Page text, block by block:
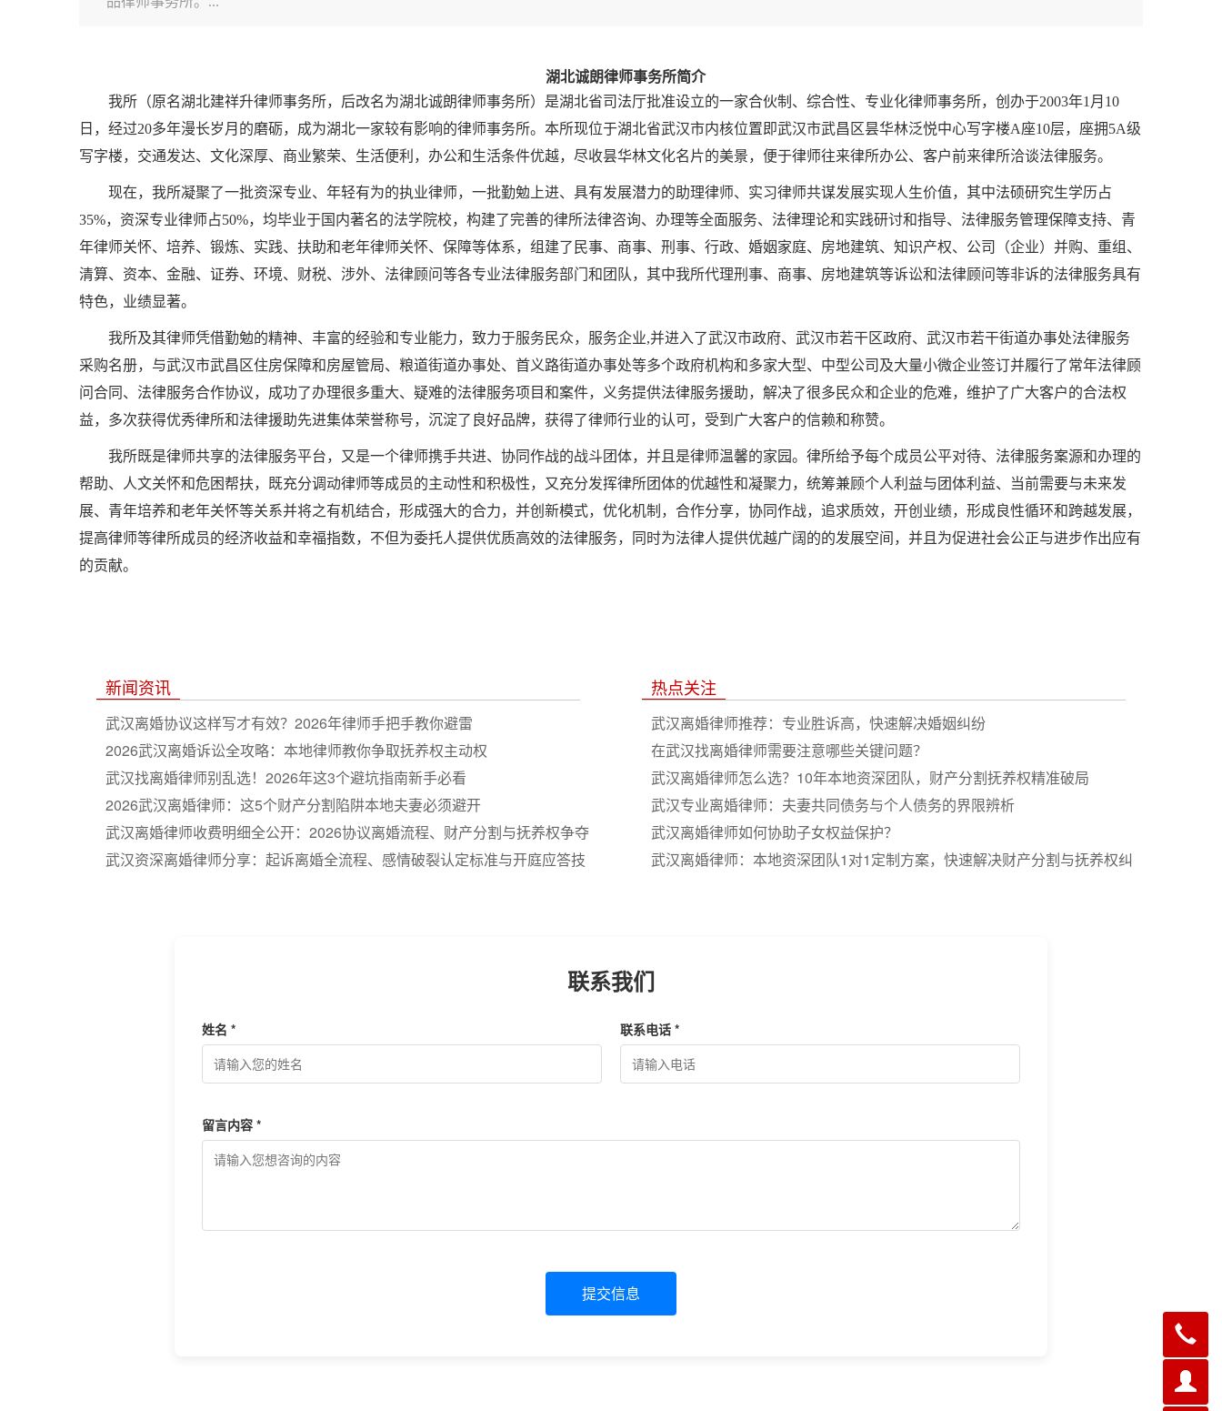
湖北诚朗律师事务所简介
我所（原名湖北建祥升律师事务所，后改名为湖北诚朗律师事务所）是湖北省司法厅批准设立的一家合伙制、综合性、专业化律师事务所，创办于2003年1月10
日，经过20多年漫长岁月的磨砺，成为湖北一家较有影响的律师事务所。本所现位于湖北省武汉市内核位置即武汉市武昌区昙华林泛悦中心写字楼A座10层，座拥5A级
写字楼，交通发达、文化深厚、商业繁荣、生活便利，办公和生活条件优越，尽收昙华林文化名片的美景，便于律师往来律所办公、客户前来律所洽谈法律服务。
现在，我所凝聚了一批资深专业、年轻有为的执业律师，一批勤勉上进、具有发展潜力的助理律师、实习律师共谋发展实现人生价值，其中法硕研究生学历占
35%，资深专业律师占50%，均毕业于国内著名的法学院校，构建了完善的律所法律咨询、办理等全面服务、法律理论和实践研讨和指导、法律服务管理保障支持、青
年律师关怀、培养、锻炼、实践、扶助和老年律师关怀、保障等体系，组建了民事、商事、刑事、行政、婚姻家庭、房地建筑、知识产权、公司（企业）并购、重组、
清算、资本、金融、证券、环境、财税、涉外、法律顾问等各专业法律服务部门和团队，其中我所代理刑事、商事、房地建筑等诉讼和法律顾问等非诉的法律服务具有
特色，业绩显著。
我所及其律师凭借勤勉的精神、丰富的经验和专业能力，致力于服务民众，服务企业,并进入了武汉市政府、武汉市若干区政府、武汉市若干街道办事处法律服务
采购名册，与武汉市武昌区住房保障和房屋管局、粮道街道办事处、首义路街道办事处等多个政府机构和多家大型、中型公司及大量小微企业签订并履行了常年法律顾
问合同、法律服务合作协议，成功了办理很多重大、疑难的法律服务项目和案件，义务提供法律服务援助，解决了很多民众和企业的危难，维护了广大客户的合法权
益，多次获得优秀律所和法律援助先进集体荣誉称号，沉淀了良好品牌，获得了律师行业的认可，受到广大客户的信赖和称赞。
我所既是律师共享的法律服务平台，又是一个律师携手共进、协同作战的战斗团体，并且是律师温馨的家园。律所给予每个成员公平对待、法律服务案源和办理的
帮助、人文关怀和危困帮扶，既充分调动律师等成员的主动性和积极性，又充分发挥律所团体的优越性和凝聚力，统筹兼顾个人利益与团体利益、当前需要与未来发
展、青年培养和老年关怀等关系并将之有机结合，形成强大的合力，并创新模式，优化机制，合作分享，协同作战，追求质效，开创业绩，形成良性循环和跨越发展，
提高律师等律所成员的经济收益和幸福指数，不但为委托人提供优质高效的法律服务，同时为法律人提供优越广阔的的发展空间，并且为促进社会公正与进步作出应有
的贡献。
新闻资讯
武汉离婚协议这样写才有效？2026年律师手把手教你避雷
2026武汉离婚诉讼全攻略：本地律师教你争取抚养权主动权
武汉找离婚律师别乱选！2026年这3个避坑指南新手必看
2026武汉离婚律师：这5个财产分割陷阱本地夫妻必须避开
武汉离婚律师收费明细全公开：2026协议离婚流程、财产分割与抚养权争夺
实操指南
武汉资深离婚律师分享：起诉离婚全流程、感情破裂认定标准与开庭应答技
热点关注
武汉离婚律师推荐：专业胜诉高，快速解决婚姻纠纷
在武汉找离婚律师需要注意哪些关键问题？
武汉离婚律师怎么选？10年本地资深团队，财产分割抚养权精准破局
武汉专业离婚律师：夫妻共同债务与个人债务的界限辨析
武汉离婚律师如何协助子女权益保护？
武汉离婚律师：本地资深团队1对1定制方案，快速解决财产分割与抚养权纠
联系我们
姓名 * 联系电话 *
留言内容 *
提交信息